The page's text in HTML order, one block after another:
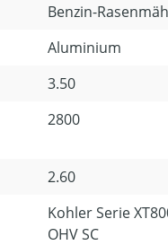
Benzin-
Aluminium
3.50
2800
2.60
Kohler Serie
OHV SC